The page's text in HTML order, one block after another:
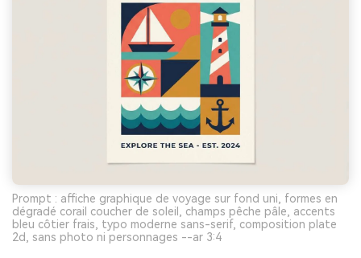
Prompt : affiche graphique de voyage sur fond uni, formes en
dégradé corail coucher de soleil, champs pêche pâle, accents
bleu côtier frais, typo moderne sans-serif, composition plate
2d, sans photo ni personnages --ar 3:4